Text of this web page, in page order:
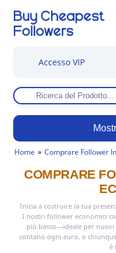
Accesso VIP
Home Comprare Follower
COMPRARE
Inizia a costruire la tua
I nostri follower economici
più basso—ideale per nuovi
contano ogni euro, o
è